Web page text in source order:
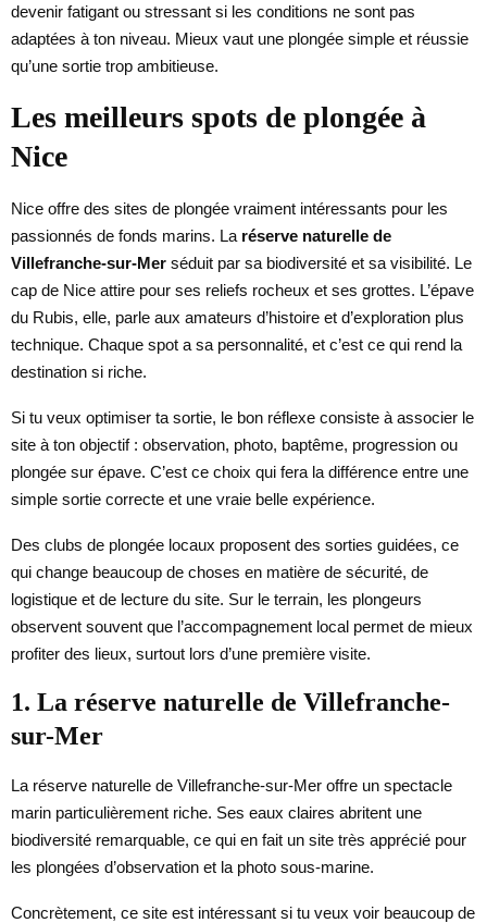
devenir fatigant ou stressant si les conditions ne sont pas
adaptées à ton niveau. Mieux vaut une plongée simple et réussie
qu’une sortie trop ambitieuse.
Les meilleurs spots de plongée à
Nice
Nice offre des sites de plongée vraiment intéressants pour les
passionnés de fonds marins. La réserve naturelle de
Villefranche-sur-Mer séduit par sa biodiversité et sa visibilité. Le
cap de Nice attire pour ses reliefs rocheux et ses grottes. L’épave
du Rubis, elle, parle aux amateurs d’histoire et d’exploration plus
technique. Chaque spot a sa personnalité, et c’est ce qui rend la
destination si riche.
Si tu veux optimiser ta sortie, le bon réflexe consiste à associer le
site à ton objectif : observation, photo, baptême, progression ou
plongée sur épave. C’est ce choix qui fera la différence entre une
simple sortie correcte et une vraie belle expérience.
Des clubs de plongée locaux proposent des sorties guidées, ce
qui change beaucoup de choses en matière de sécurité, de
logistique et de lecture du site. Sur le terrain, les plongeurs
observent souvent que l’accompagnement local permet de mieux
profiter des lieux, surtout lors d’une première visite.
1. La réserve naturelle de Villefranche-
sur-Mer
La réserve naturelle de Villefranche-sur-Mer offre un spectacle
marin particulièrement riche. Ses eaux claires abritent une
biodiversité remarquable, ce qui en fait un site très apprécié pour
les plongées d’observation et la photo sous-marine.
Concrètement, ce site est intéressant si tu veux voir beaucoup de